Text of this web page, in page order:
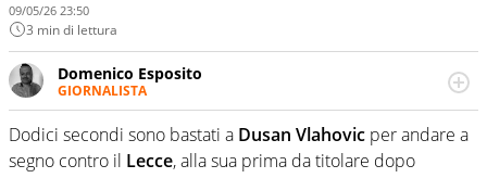
09/05/26 23:50
3 min di lettura
Domenico Esposito
GIORNALISTA
Da vent’anni in campo e sul campo per vivere ogni evento
in tutte le sue sfaccettature. Passione smisurata per il
calcio e per la sfera di cuoio. Il pallone è una cosa
serissima, guai a dirgli di no
Dodici secondi sono bastati a Dusan Vlahovic per andare a
segno contro il Lecce, alla sua prima da titolare dopo